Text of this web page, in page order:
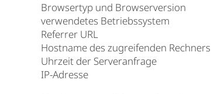
Browsertyp und Browserversion
verwendetes Betriebssystem
Referrer URL
Hostname des zugreifenden Rechners
Uhrzeit der Serveranfrage
IP-Adresse